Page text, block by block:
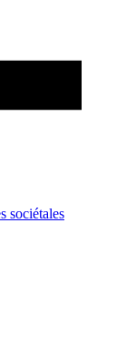
sociétales